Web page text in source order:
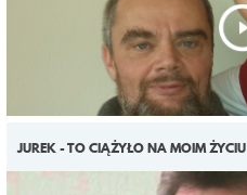
JUREK - TO CIĄŻYŁO NA MOIM ŻYCIU